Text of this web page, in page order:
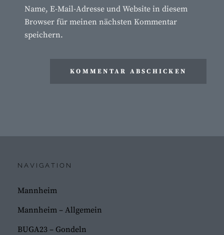
Name, E-Mail-Adresse und Website in diesem
Browser für meinen nächsten Kommentar
speichern.
NAVIGATION
Mannheim
Mannheim – Allgemein
BUGA23 – Gondeln